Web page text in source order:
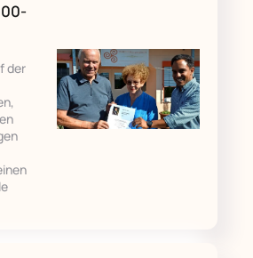
der